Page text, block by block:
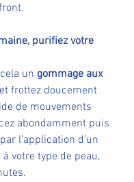
purifiez votre
un gommage aux
frottez doucement
de mouvements
abondamment puis
l’application d’un
à votre type de peau,